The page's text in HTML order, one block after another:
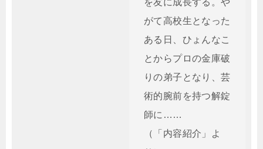
を友に成長する。や
がて高校生となった
ある日、ひょんなこ
とからプロの金庫破
りの弟子となり、芸
術的腕前を持つ解錠
師に……
（「内容紹介」よ